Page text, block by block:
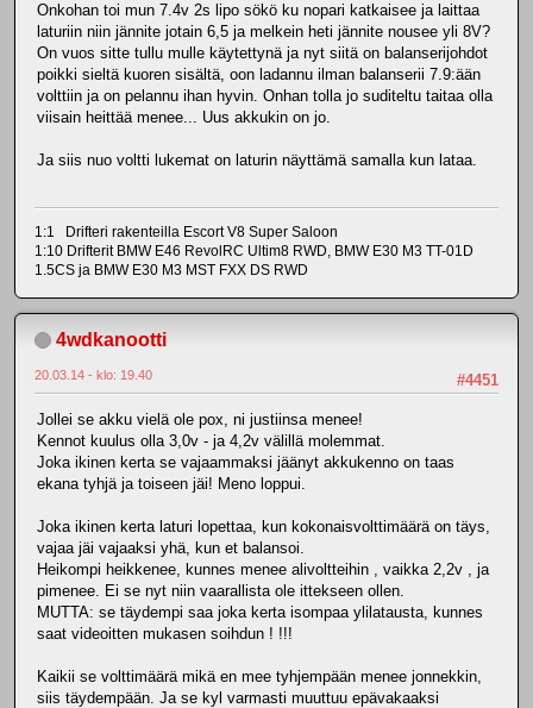
Onkohan toi mun 7.4v 2s lipo sökö ku nopari katkaisee ja laittaa
laturiin niin jännite jotain 6,5 ja melkein heti jännite nousee yli 8V?
On vuos sitte tullu mulle käytettynä ja nyt siitä on balanserijohdot
poikki sieltä kuoren sisältä, oon ladannu ilman balanserii 7.9:ään
volttiin ja on pelannu ihan hyvin. Onhan tolla jo suditeltu taitaa olla
viisain heittää menee... Uus akkukin on jo.
Ja siis nuo voltti lukemat on laturin näyttämä samalla kun lataa.
1:1 Drifteri rakenteilla Escort V8 Super Saloon
1:10 Drifterit BMW E46 RevolRC Ultim8 RWD, BMW E30 M3 TT-01D
1.5CS ja BMW E30 M3 MST FXX DS RWD
4wdkanootti
#4451
20.03.14 - klo: 19.40
Jollei se akku vielä ole pox, ni justiinsa menee!
Kennot kuulus olla 3,0v - ja 4,2v välillä molemmat.
Joka ikinen kerta se vajaammaksi jäänyt akkukenno on taas
ekana tyhjä ja toiseen jäi! Meno loppui.
Joka ikinen kerta laturi lopettaa, kun kokonaisvolttimäärä on täys,
vajaa jäi vajaaksi yhä, kun et balansoi.
Heikompi heikkenee, kunnes menee alivoltteihin , vaikka 2,2v , ja
pimenee. Ei se nyt niin vaarallista ole ittekseen ollen.
MUTTA: se täydempi saa joka kerta isompaa ylilatausta, kunnes
saat videoitten mukasen soihdun ! !!!
Kaikii se volttimäärä mikä en mee tyhjempään menee jonnekkin,
siis täydempään. Ja se kyl varmasti muuttuu epävakaaksi